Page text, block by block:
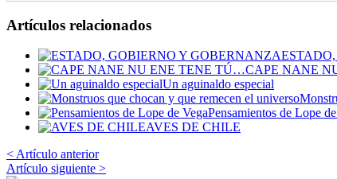
Artículos relacionados
CAPE NANE
Un aguinaldo especial
Pensamientos de Lope
AVES DE CHILE
< Artículo anterior
Artículo siguiente >